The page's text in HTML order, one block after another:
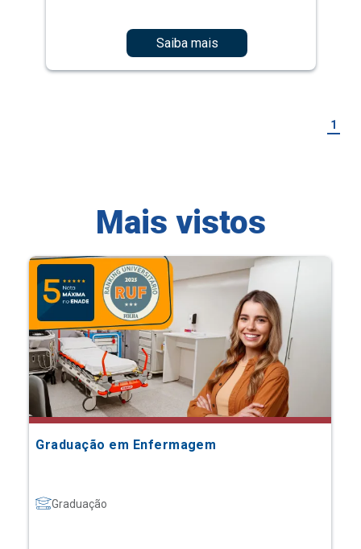
Saiba mais
1
Mais vistos
Graduação em Enfermagem
Graduação